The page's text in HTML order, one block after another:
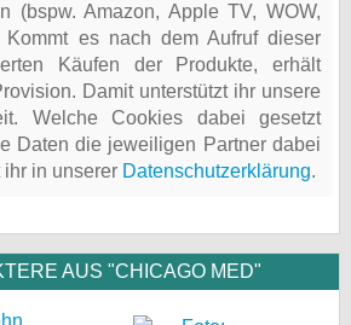
(bspw. Amazon, Apple TV, WOW,
Kommt es nach dem Aufruf dieser
Käufen der Produkte, erhält
Damit unterstützt ihr unsere
Welche Cookies dabei gesetzt
Daten die jeweiligen Partner dabei
ihr in unserer Datenschutzerklärung.
AUS "CHICAGO MED"